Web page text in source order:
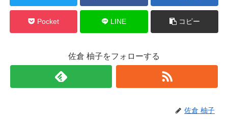
Pocket LINE コピー
佐倉 柚子をフォローする
佐倉 柚子